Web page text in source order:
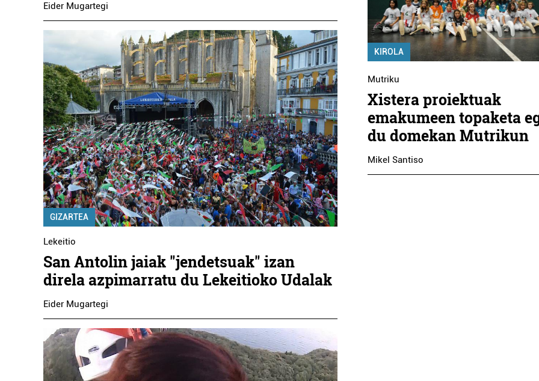
Eider Mugartegi
GIZARTEA
Lekeitio
San Antolin jaiak "jendetsuak" izan
direla azpimarratu du Lekeitioko Udalak
Eider Mugartegi
KIROLA
Mutriku
Xistera proiektuak
emakumeen topaketa
du domekan Mutrikun
Mikel Santiso